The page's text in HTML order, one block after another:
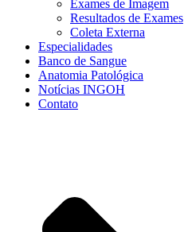
Exames de Imagem
Resultados de Exames
Coleta Externa
Especialidades
Banco de Sangue
Anatomia Patológica
Notícias INGOH
Contato